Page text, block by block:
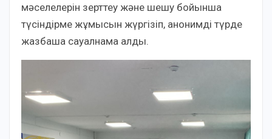
мәселелерін зерттеу және шешу бойынша
түсіндірме жұмысын жүргізіп, анонимді түрде
жазбаша сауалнама алды.